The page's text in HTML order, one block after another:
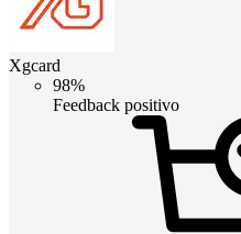
Xgcard
98%
Feedback positivo